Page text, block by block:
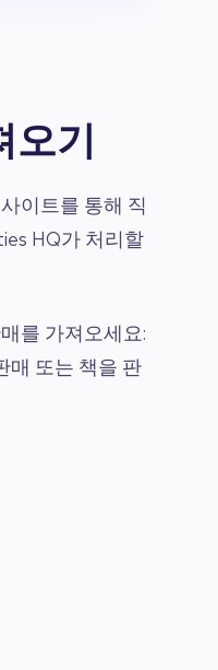
기
이트를 통해 직
HQ가 처리할
를 가져오세요:
매 또는 책을 판